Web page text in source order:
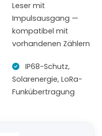
Leser mit
Impulsausgang —
kompatibel mit
vorhandenen Zählern
IP68-Schutz,
Solarenergie, LoRa-
Funkübertragung